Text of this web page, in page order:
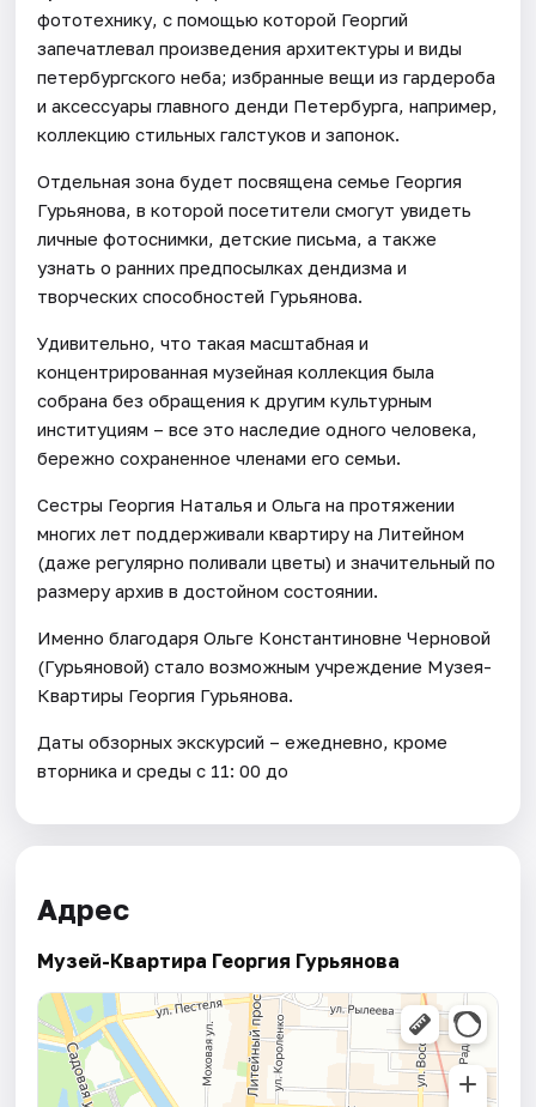
фототехнику, с помощью которой Георгий
запечатлевал произведения архитектуры и виды
петербургского неба; избранные вещи из гардероба
и аксессуары главного денди Петербурга, например,
коллекцию стильных галстуков и запонок.
Отдельная зона будет посвящена семье Георгия
Гурьянова, в которой посетители смогут увидеть
личные фотоснимки, детские письма, а также
узнать о ранних предпосылках дендизма и
творческих способностей Гурьянова.
Удивительно, что такая масштабная и
концентрированная музейная коллекция была
собрана без обращения к другим культурным
институциям – все это наследие одного человека,
бережно сохраненное членами его семьи.
Сестры Георгия Наталья и Ольга на протяжении
многих лет поддерживали квартиру на Литейном
(даже регулярно поливали цветы) и значительный по
размеру архив в достойном состоянии.
Именно благодаря Ольге Константиновне Черновой
(Гурьяновой) стало возможным учреждение Музея-
Квартиры Георгия Гурьянова.
Даты обзорных экскурсий – ежедневно, кроме
вторника и среды с 11: 00 до
Адрес
Музей-Квартира Георгия Гурьянова